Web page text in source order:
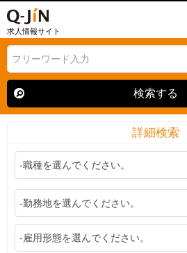
求人情報サイト
検索する
詳細検索